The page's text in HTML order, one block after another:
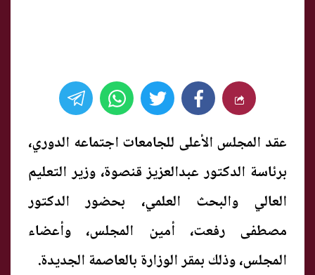
عقد المجلس الأعلى للجامعات اجتماعه الدوري،
برئاسة الدكتور عبدالعزيز قنصوة، وزير التعليم
العالي والبحث العلمي، بحضور الدكتور
مصطفى رفعت، أمين المجلس، وأعضاء
المجلس، وذلك بمقر الوزارة بالعاصمة الجديدة.